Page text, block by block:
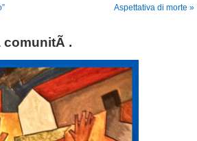
Aspettativa di morte »
comunitÃ .